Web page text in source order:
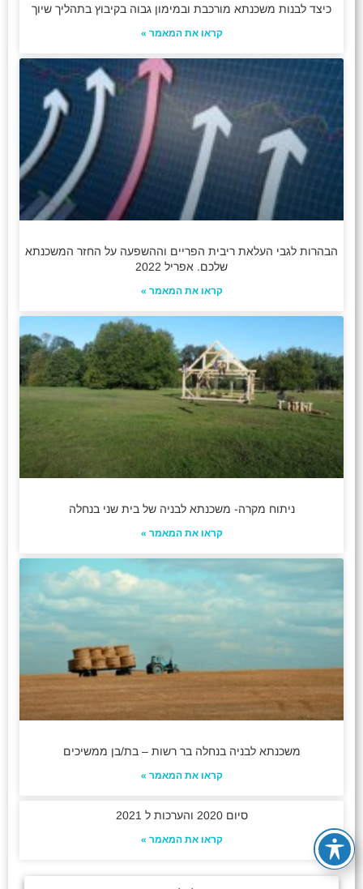
כיצד לבנות משכנתא מורכבת ובמימון גבוה בקיבוץ בתהליך שיוך
קראו את המאמר »
הבהרות לגבי העלאת ריבית הפריים וההשפעה על החזר המשכנתא
שלכם. אפריל 2022
קראו את המאמר »
ניתוח מקרה- משכנתא לבניה של בית שני בנחלה
קראו את המאמר »
משכנתא לבניה בנחלה בר רשות – בת/בן ממשיכים
קראו את המאמר »
סיום 2020 והערכות ל 2021
קראו את המאמר »